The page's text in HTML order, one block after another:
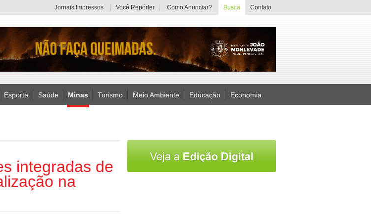
Jornais Impressos Você Repórter Como Anunciar? Busca Contato
Esporte Saúde Minas Turismo Meio Ambiente Educação Economia
integradas de
na